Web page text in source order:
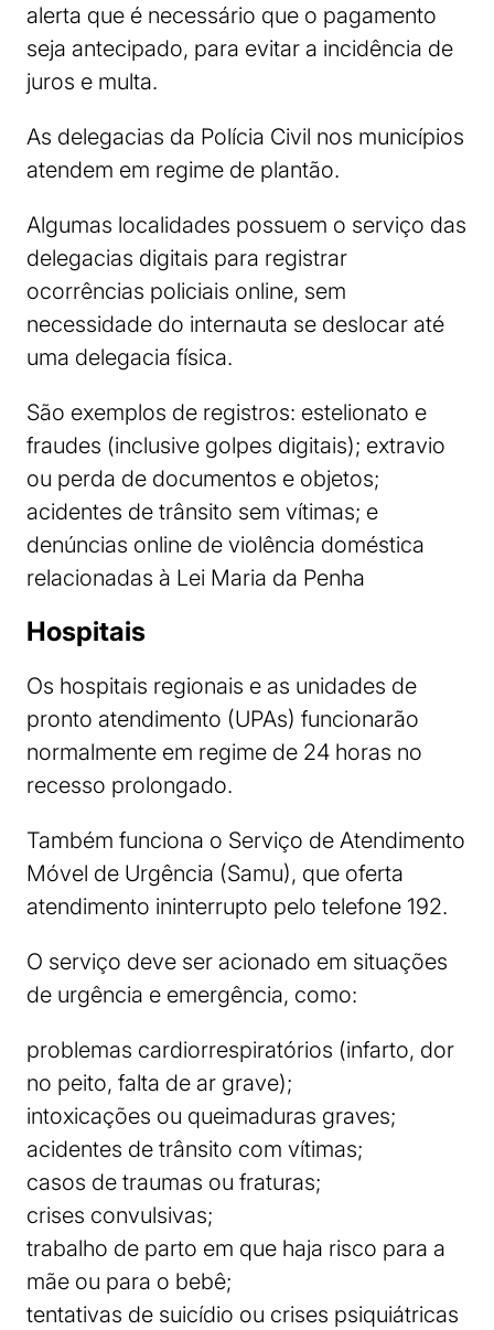
alerta que é necessário que o pagamento
seja antecipado, para evitar a incidência de
juros e multa.
As delegacias da Polícia Civil nos municípios
atendem em regime de plantão.
Algumas localidades possuem o serviço das
delegacias digitais para registrar
ocorrências policiais online, sem
necessidade do internauta se deslocar até
uma delegacia física.
São exemplos de registros: estelionato e
fraudes (inclusive golpes digitais); extravio
ou perda de documentos e objetos;
acidentes de trânsito sem vítimas; e
denúncias online de violência doméstica
relacionadas à Lei Maria da Penha
Hospitais
Os hospitais regionais e as unidades de
pronto atendimento (UPAs) funcionarão
normalmente em regime de 24 horas no
recesso prolongado.
Também funciona o Serviço de Atendimento
Móvel de Urgência (Samu), que oferta
atendimento ininterrupto pelo telefone 192.
O serviço deve ser acionado em situações
de urgência e emergência, como:
problemas cardiorrespiratórios (infarto, dor
no peito, falta de ar grave);
intoxicações ou queimaduras graves;
acidentes de trânsito com vítimas;
casos de traumas ou fraturas;
crises convulsivas;
trabalho de parto em que haja risco para a
mãe ou para o bebê;
tentativas de suicídio ou crises psiquiátricas